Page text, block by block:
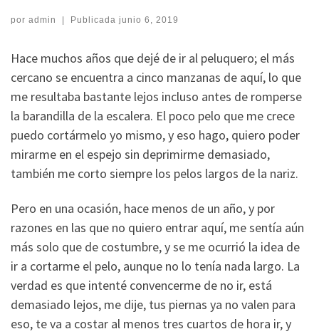
por admin | Publicada junio 6, 2019
Hace muchos años que dejé de ir al peluquero; el más
cercano se encuentra a cinco manzanas de aquí, lo que
me resultaba bastante lejos incluso antes de romperse
la barandilla de la escalera. El poco pelo que me crece
puedo cortármelo yo mismo, y eso hago, quiero poder
mirarme en el espejo sin deprimirme demasiado,
también me corto siempre los pelos largos de la nariz.
Pero en una ocasión, hace menos de un año, y por
razones en las que no quiero entrar aquí, me sentía aún
más solo que de costumbre, y se me ocurrió la idea de
ir a cortarme el pelo, aunque no lo tenía nada largo. La
verdad es que intenté convencerme de no ir, está
demasiado lejos, me dije, tus piernas ya no valen para
eso, te va a costar al menos tres cuartos de hora ir, y